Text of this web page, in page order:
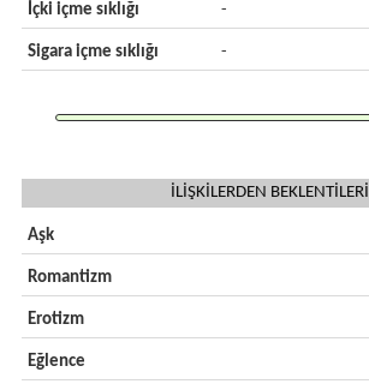
İçki içme sıklığı -
Sigara içme sıklığı -
İLİŞKİLERDEN BEKLENTİLERİ
Aşk
Romantizm
Erotizm
Eğlence